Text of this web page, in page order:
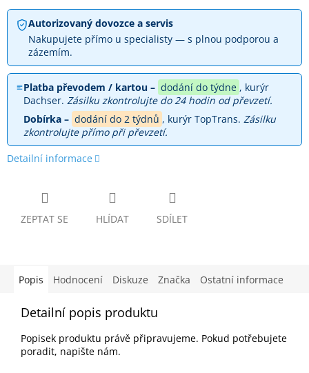
Autorizovaný dovozce a servis
Nakupujete přímo u specialisty — s plnou podporou a
zázemím.
Platba převodem / kartou – dodání do týdne , kurýr
Dachser. Zásilku zkontrolujte do 24 hodin od převzetí.
Dobírka – dodání do 2 týdnů , kurýr TopTrans. Zásilku
zkontrolujte přímo při převzetí.
Detailní informace
ZEPTAT SE HLÍDAT SDÍLET
Popis Hodnocení Diskuze Značka Ostatní informace
Detailní popis produktu
Popisek produktu právě připravujeme. Pokud potřebujete
poradit, napište nám.